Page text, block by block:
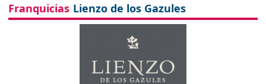
Franquicias Lienzo de los Gazules